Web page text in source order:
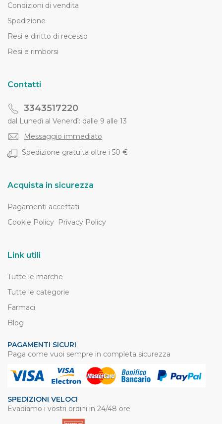
Condizioni di vendita
Spedizione
Resi e diritto di recesso
Resi e rimborsi
Contatti
3343517220
dal Lunedì al Venerdì: dalle 9 alle 13
Messaggio immediato
Spedizione gratuita oltre i 50 €
Acquista in sicurezza
Pagamenti accettati
Cookie Policy Privacy Policy
Link utili
Tutte le marche
Tutte le categorie
Farmaci
Blog
PAGAMENTI SICURI
Paga come vuoi sempre in completa sicurezza
SPEDIZIONI VELOCI
Evadiamo i vostri ordini in 24/48 ore